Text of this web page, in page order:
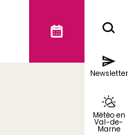
Newsletter
Météo en
Val-de-
Marne